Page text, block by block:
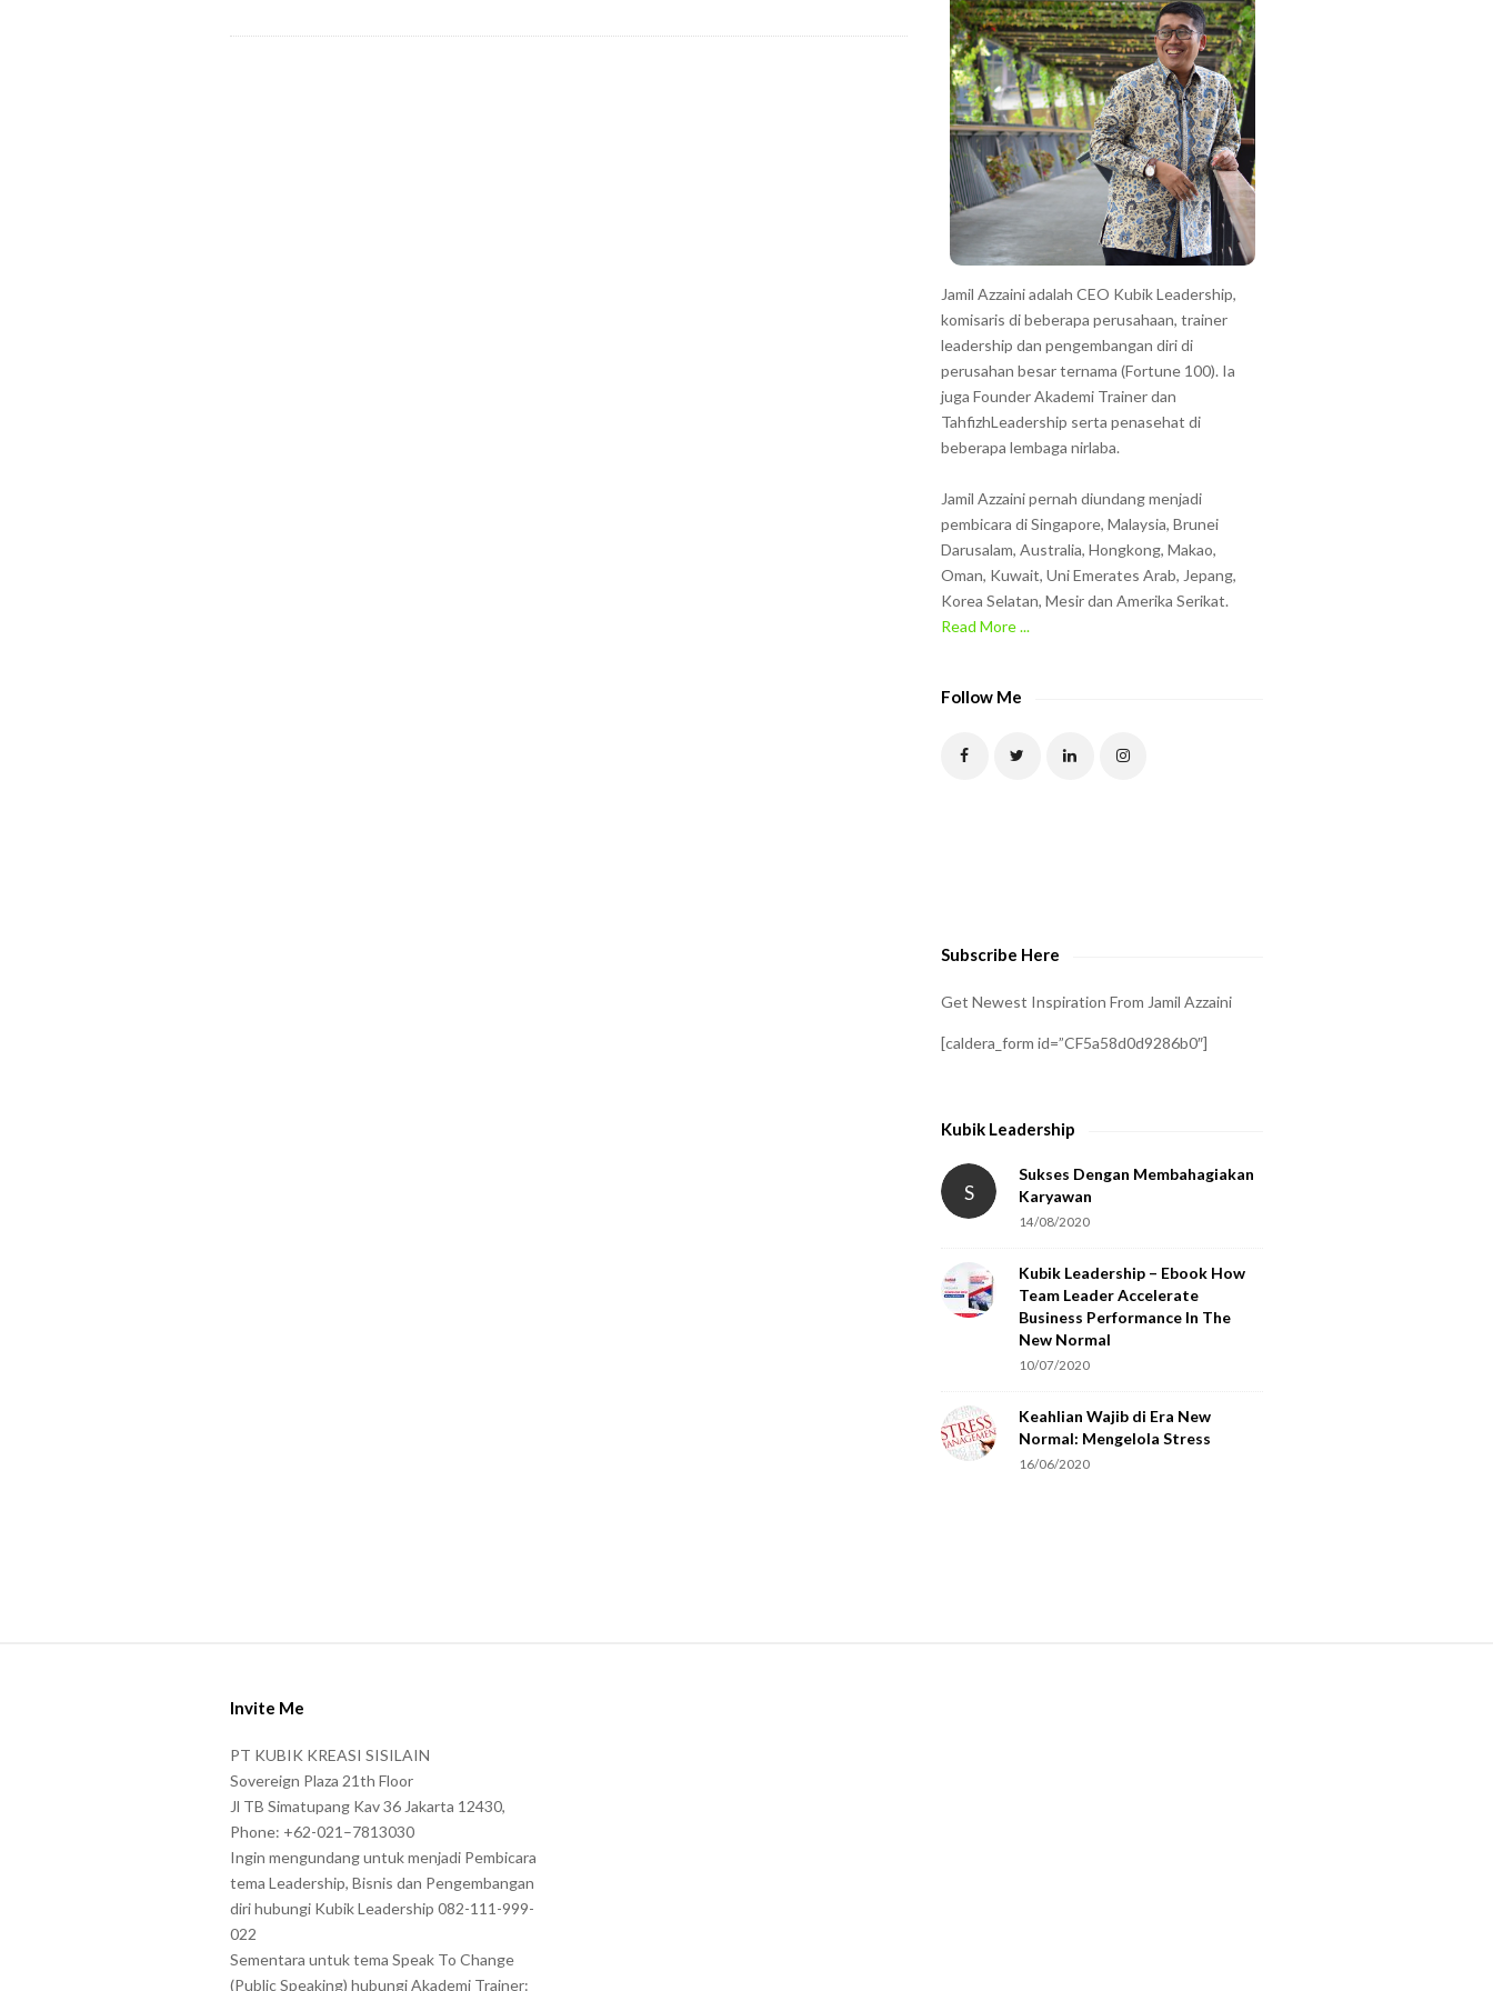
Jamil Azzaini adalah CEO Kubik Leadership,
komisaris di beberapa perusahaan, trainer
leadership dan pengembangan diri di
perusahan besar ternama (Fortune 100). Ia
juga Founder Akademi Trainer dan
TahfizhLeadership serta penasehat di
beberapa lembaga nirlaba.
Jamil Azzaini pernah diundang menjadi
pembicara di Singapore, Malaysia, Brunei
Darusalam, Australia, Hongkong, Makao,
Oman, Kuwait, Uni Emerates Arab, Jepang,
Korea Selatan, Mesir dan Amerika Serikat.
Read More ...
Follow Me
Subscribe Here
Get Newest Inspiration From Jamil Azzaini
[caldera_form id=”CF5a58d0d9286b0″]
Kubik Leadership
S
Sukses Dengan Membahagiakan
Karyawan
14/08/2020
Kubik Leadership – Ebook How
Team Leader Accelerate
Business Performance In The
New Normal
10/07/2020
Keahlian Wajib di Era New
Normal: Mengelola Stress
16/06/2020
Invite Me
PT KUBIK KREASI SISILAIN
Sovereign Plaza 21th Floor
Jl TB Simatupang Kav 36 Jakarta 12430,
Phone: +62-021–7813030
Ingin mengundang untuk menjadi Pembicara
tema Leadership, Bisnis dan Pengembangan
diri hubungi Kubik Leadership 082-111-999-
022
Sementara untuk tema Speak To Change
(Public Speaking) hubungi Akademi Trainer: